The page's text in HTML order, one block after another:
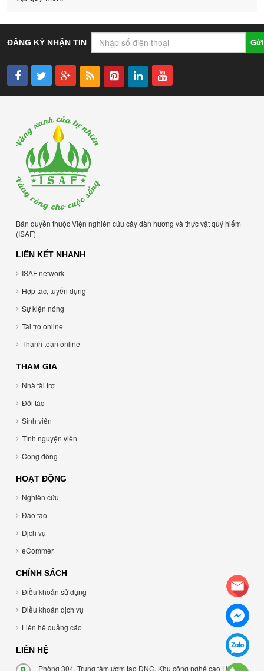
ĐĂNG KÝ NHẬN TIN Gửi
Bản quyền thuộc Viện nghiên cứu cây đàn hương và thực vật quý hiếm
(ISAF)
LIÊN KẾT NHANH
ISAF network
Hợp tác, tuyển dụng
Sự kiện nóng
Tài trợ online
Thanh toán online
THAM GIA
Nhà tài trợ
Đối tác
Sinh viên
Tình nguyện viên
Cộng đồng
HOẠT ĐỘNG
Nghiên cứu
Đào tạo
Dịch vụ
eCommer
CHÍNH SÁCH
Điều khoản sử dụng
Điều khoản dịch vụ
Liên hệ quảng cáo
LIÊN HỆ
Phòng 304, Trung tâm ươm tạo DNC, Khu công nghệ cao Hòa